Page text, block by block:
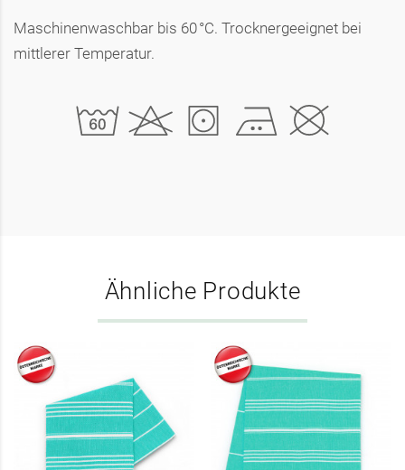
Maschinenwaschbar bis 60 °C. Trocknergeeignet bei
mittlerer Temperatur.
Ähnliche Produkte